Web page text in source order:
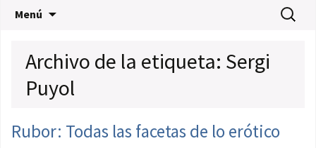
Menú Buscar:
Archivo de la etiqueta: Sergi
Puyol
Rubor: Todas las facetas de lo erótico